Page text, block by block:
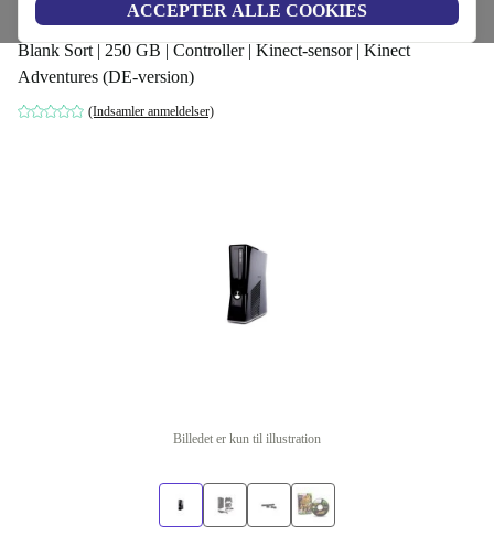
ACCEPTER ALLE COOKIES
Xbox 360 Slim | inkl. spil
Blank Sort | 250 GB | Controller | Kinect-sensor | Kinect
Adventures (DE-version)
(Indsamler anmeldelser)
Billedet er kun til illustration